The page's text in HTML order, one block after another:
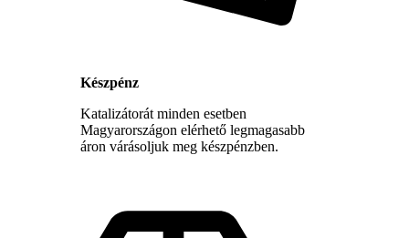
Készpénz
Katalizátorát minden esetben
Magyarországon elérhető legmagasabb
áron várásoljuk meg készpénzben.